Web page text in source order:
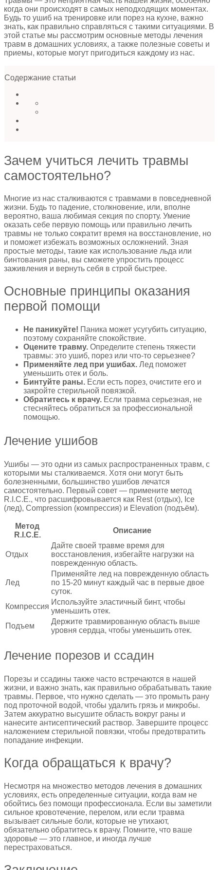
когда они происходят в самых неподходящих моментах.
Будь то ушиб на тренировке или порез на кухне, важно
знать, как правильно справляться с такими ситуациями. В
этой статье мы рассмотрим основные методы лечения
травм в домашних условиях, а также полезные советы и
приемы, которые могут пригодиться каждому из нас.
Содержание статьи
Зачем учиться лечить травмы
самостоятельно?
Многие из нас сталкиваются с травмами в повседневной
жизни. Будь то падение, столкновение, или, вполне
вероятно, ваша любимая секция по спорту. Умение
оказать себе первую помощь или правильно лечить
травмы не только сократит время на восстановление, но
и поможет избежать возможных осложнений. Зная
простые методы, такие как использование льда или
бинтования раны, вы сможете упростить процесс
заживления и вернуть себя в строй быстрее.
Основные принципы оказания
первой помощи
Не паникуйте! Паника может усугубить ситуацию,
поэтому сохраняйте спокойствие.
Оцените травму. Определите степень тяжести
травмы: это ушиб, порез или что-то серьезнее?
Применяйте лед при ушибах. Лед поможет
уменьшить отек и боль.
Бинтуйте раны. Если есть порез, очистите его и
закройте стерильной повязкой.
Обратитесь к врачу. Если травма серьезная, не
стесняйтесь обратиться за профессиональной
помощью.
Лечение ушибов
Ушибы — это одни из самых распространенных травм, с
которыми мы сталкиваемся. Хотя они могут быть
болезненными, большинство ушибов лечатся
самостоятельно. Первый совет — примените метод
R.I.C.E., что расшифровывается как Rest (отдых), Ice
(лед), Compression (компрессия) и Elevation (подъём).
Метод
R.I.C.E.
Описание
Отдых
Дайте своей травме время для
восстановления, избегайте нагрузки на
поврежденную область.
Лед
Применяйте лед на поврежденную область
по 15-20 минут каждый час в первые двое
суток.
Компрессия
Используйте эластичный бинт, чтобы
уменьшить отек.
Подъем
Держите травмированную область выше
уровня сердца, чтобы уменьшить отек.
Лечение порезов и ссадин
Порезы и ссадины также часто встречаются в нашей
жизни, и важно знать, как правильно обрабатывать такие
травмы. Первое, что нужно сделать — это промыть рану
под проточной водой, чтобы удалить грязь и микробы.
Затем аккуратно высушите область вокруг раны и
нанесите антисептический раствор. Завершите процесс
наложением стерильной повязки, чтобы предотвратить
попадание инфекции.
Когда обращаться к врачу?
Несмотря на множество методов лечения в домашних
условиях, есть определенные ситуации, когда вам не
обойтись без помощи профессионала. Если вы заметили
сильное кровотечение, перелом, или если травма
вызывает сильные боли, которые не утихают,
обязательно обратитесь к врачу. Помните, что ваше
здоровье — это главное, и иногда лучше
перестраховаться.